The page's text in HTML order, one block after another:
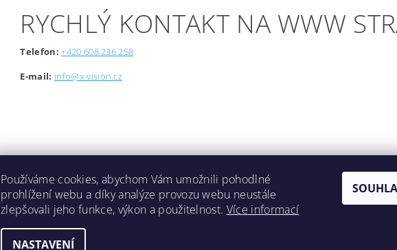
RYCHLÝ KONTAKT NA WWW
Telefon: +420 608 236 258
E-mail: info@x-vision.cz
Lokality
Používáme cookies, abychom Vám umožnili pohodlné
prohlížení webu a díky analýze provozu webu neustále
zlepšovali jeho funkce, výkon a použitelnost. Více informací
NASTAVENÍ